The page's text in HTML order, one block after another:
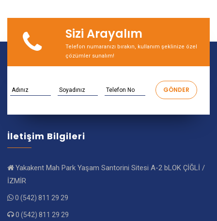
Sizi Arayalım
Telefon numaranızı bırakın, kullanım şeklinize özel
çözümler sunalım!
İletişim Bilgileri
Yakakent Mah Park Yaşam Santorini Sitesi A-2 bLOK ÇİĞLİ /
İZMİR
0 (542) 811 29 29
0 (542) 811 29 29